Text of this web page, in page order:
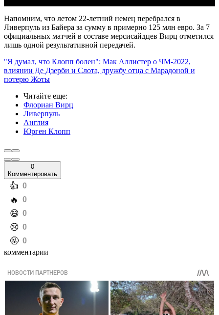
Напомним, что летом 22-летний немец перебрался в
Ливерпуль из Байера за сумму в примерно 125 млн евро. За 7
официальных матчей в составе мерсисайдцев Вирц отметился
лишь одной результативной передачей.
"Я думал, что Клопп болен": Мак Аллистер о ЧМ-2022,
влиянии Де Дзерби и Слота, дружбу отца с Марадоной и
потерю Жоты
Читайте еще:
Флориан Вирц
Ливерпуль
Англия
Юрген Клопп
0
Комментировать
️👍 0
️🔥 0
️😄 0
️😢 0
️🤬 0
комментарии